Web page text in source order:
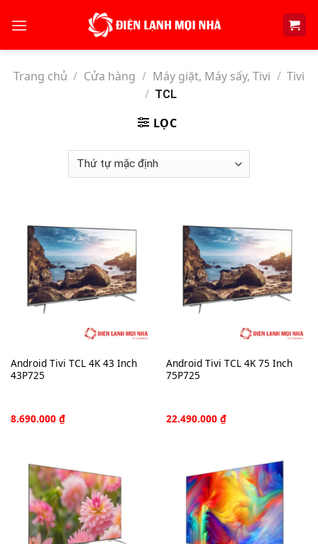
Trang chủ / Cửa hàng / Máy giặt, Máy sấy, Tivi / Tivi
/ TCL
LỌC
Android Tivi TCL 4K 43 Inch
43P725
8.690.000 ₫
Android Tivi TCL 4K 75 Inch
75P725
22.490.000 ₫